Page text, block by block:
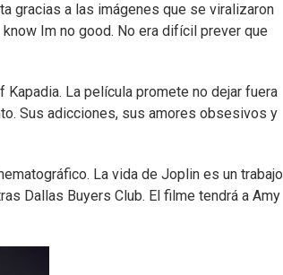
gracias a las imágenes que se viralizaron
Im no good. No era difícil prever que
La película promete no dejar fuera
Sus adicciones, sus amores obsesivos y
La vida de Joplin es un trabajo
Dallas Buyers Club. El filme tendrá a Amy